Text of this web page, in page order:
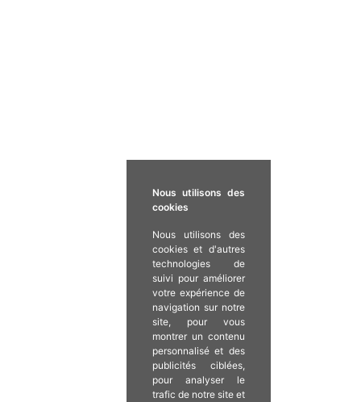
Nous utilisons des
cookies
Nous utilisons des
cookies et d'autres
technologies de
suivi pour améliorer
votre expérience de
navigation sur notre
site, pour vous
montrer un contenu
personnalisé et des
publicités ciblées,
pour analyser le
trafic de notre site et